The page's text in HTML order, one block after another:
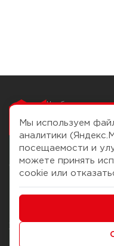
Чтобы вам легко
О компании
История Компании
Журнал
Мы используем
аналитики
посещаемости и
можете принять
cookie или